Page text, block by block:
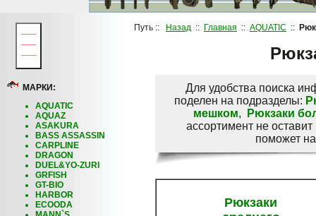
МАРКИ:
AQUATIC
AQUAZ
ASAKURA
BASS ASSASSIN
CARPLINE
DRAGON
DUEL&YO-ZURI
GRFISH
GT-BIO
HARBOR
ECOODA
Путь :: Назад :: Главная :: AQUATIC ::
Для удобства поиска
поделен на подразделы:
мешком,
Рюкзаки
ассортимент не
поможет
Рюкзаки